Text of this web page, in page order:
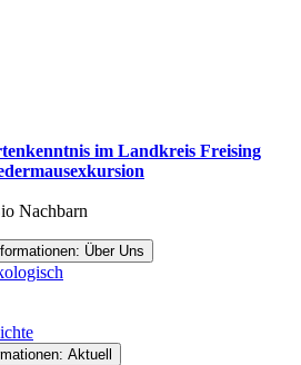
im Landkreis Freising
Über Uns
Aktuell